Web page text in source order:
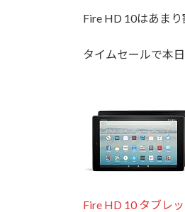
Fire HD 10はあま
タイムセールで本
Fire HD 10 タブレ